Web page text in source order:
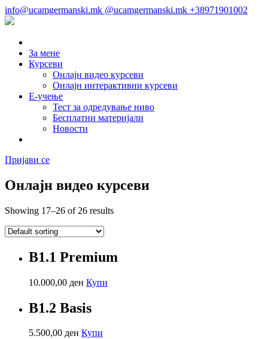
info@ucamgermanski.mk @ucamgermanski.mk +38971901002
За мене
Курсеви
Онлајн видео курсеви
Онлајн интерактивни курсеви
Е-учење
Тест за одредување ниво
Бесплатни материјали
Новости
Пријави се
Онлајн видео курсеви
Showing 17–26 of 26 results
B1.1 Premium
10.000,00 ден Купи
B1.2 Basis
5.500,00 ден Купи